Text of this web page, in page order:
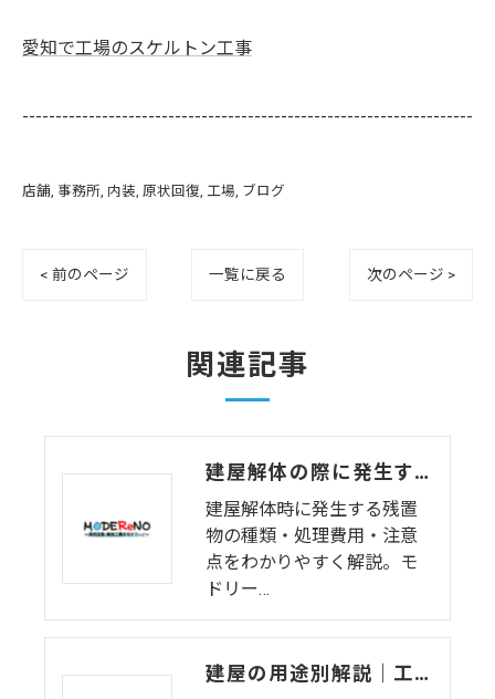
愛知で工場のスケルトン工事
--------------------------------------------------------------------
店舗 事務所 内装 原状回復 工場 ブログ
< 前のページ 一覧に戻る 次のページ >
関連記事
建屋解体の際に発生する残置物とは？処理費用と注意点
建屋解体時に発生する残置
物の種類・処理費用・注意
点をわかりやすく解説。モ
ドリー…
建屋の用途別解説｜工場・倉庫・特殊建屋の特徴と解体の注意点